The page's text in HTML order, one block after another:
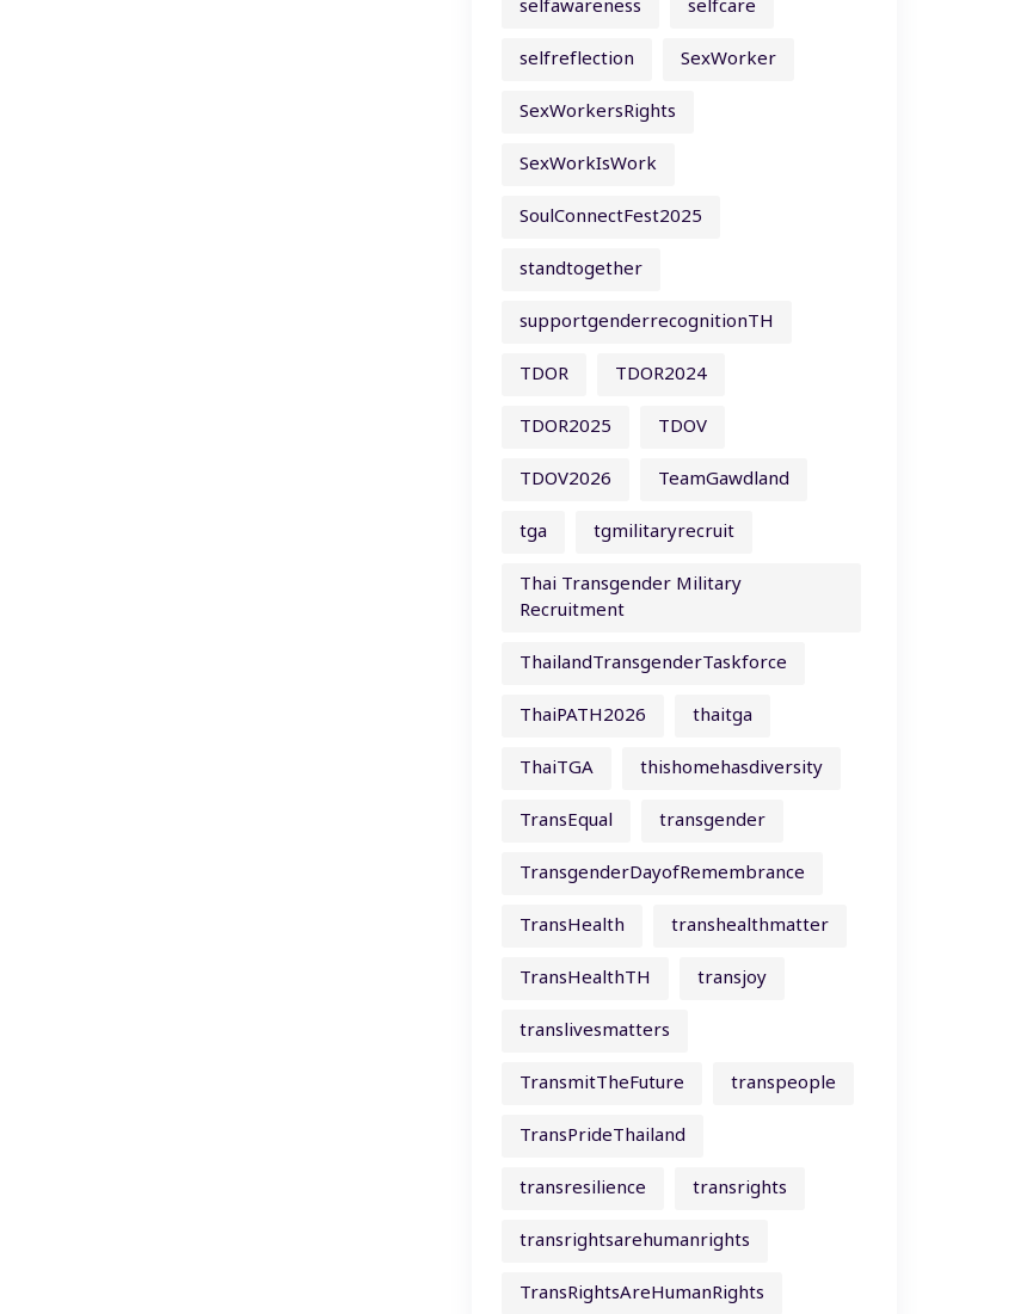
selfawareness
selfcare
selfreflection
SexWorker
SexWorkersRights
SexWorkIsWork
SoulConnectFest2025
standtogether
supportgenderrecognitionTH
TDOR
TDOR2024
TDOR2025
TDOV
TDOV2026
TeamGawdland
tga
tgmilitaryrecruit
Thai Transgender Military
Recruitment
ThailandTransgenderTaskforce
ThaiPATH2026
thaitga
ThaiTGA
thishomehasdiversity
TransEqual
transgender
TransgenderDayofRemembrance
TransHealth
transhealthmatter
TransHealthTH
transjoy
translivesmatters
TransmitTheFuture
transpeople
TransPrideThailand
transresilience
transrights
transrightsarehumanrights
TransRightsAreHumanRights